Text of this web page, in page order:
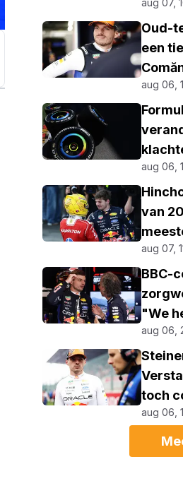
aug 07,
Oud-
een
aug 06,
aug 06,
van
aug 07,
BBC-
"We
aug 06,
toch
aug 06,